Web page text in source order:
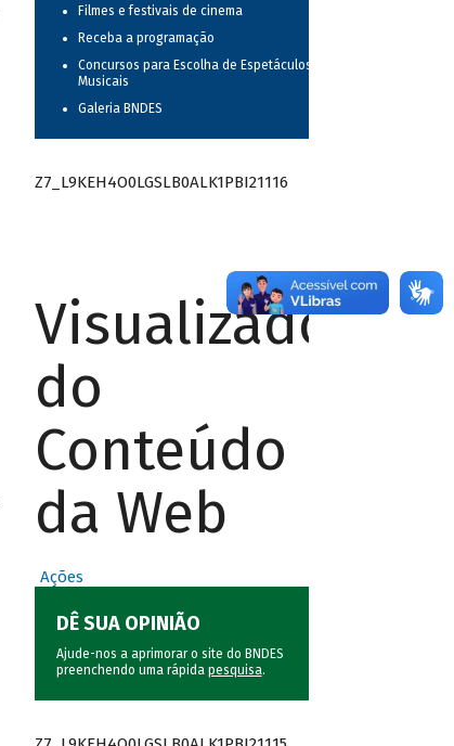
Filmes e festivais de cinema
Receba a programação
Concursos para Escolha de Espetáculos
Musicais
Galeria BNDES
Z7_L9KEH4O0LGSLB0ALK1PBI21116
Visualizador
do
Conteúdo
da Web
Ações
DÊ SUA OPINIÃO
Ajude-nos a aprimorar o site do BNDES
preenchendo uma rápida pesquisa.